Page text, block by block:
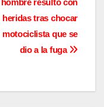
heridas tras chocar
motociclista que se
dio a la fuga